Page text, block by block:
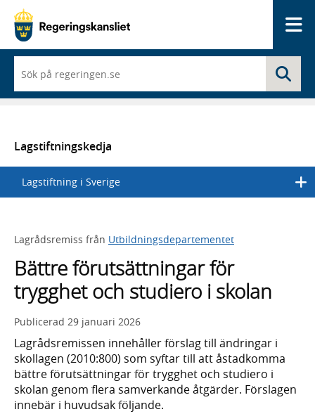
du
börjar
skriva
en
lista
med
sökförslag
Lagstiftningskedja
Lagstiftning i Sverige
Lagrådsremiss från Utbildningsdepartementet
Bättre förutsättningar för
trygghet och studiero i skolan
Publicerad 29 januari 2026
Lagrådsremissen innehåller förslag till ändringar i
skollagen (2010:800) som syftar till att åstadkomma
bättre förutsättningar för trygghet och studiero i
skolan genom flera samverkande åtgärder. Förslagen
innebär i huvudsak följande.